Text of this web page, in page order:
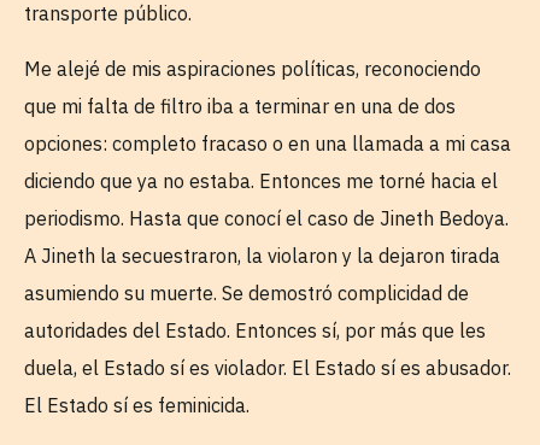
transporte público.
Me alejé de mis aspiraciones políticas, reconociendo
que mi falta de filtro iba a terminar en una de dos
opciones: completo fracaso o en una llamada a mi casa
diciendo que ya no estaba. Entonces me torné hacia el
periodismo. Hasta que conocí el caso de Jineth Bedoya.
A Jineth la secuestraron, la violaron y la dejaron tirada
asumiendo su muerte. Se demostró complicidad de
autoridades del Estado. Entonces sí, por más que les
duela, el Estado sí es violador. El Estado sí es abusador.
El Estado sí es feminicida.